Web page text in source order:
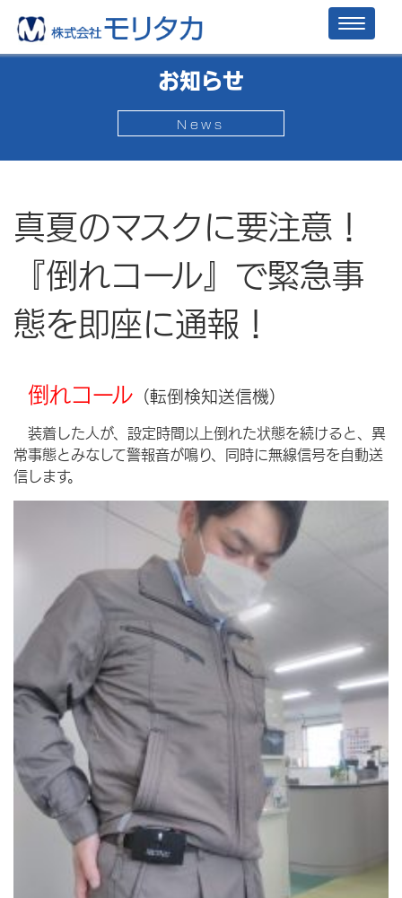
お知らせ
News
真夏のマスクに要注意！
『倒れコール』で緊急事
態を即座に通報！
倒れコール （転倒検知送信機）
装着した人が、設定時間以上倒れた状態を続けると、異
常事態とみなして警報音が鳴り、同時に無線信号を自動送
信します。